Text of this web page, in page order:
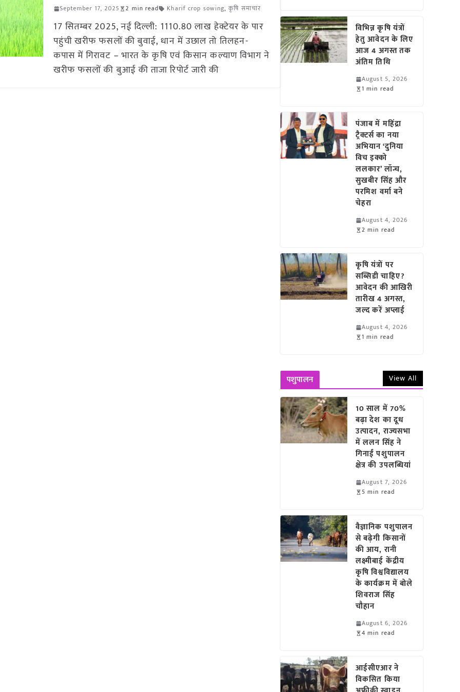
September 17, 2025 2 min read Kharif crop sowing,कृषि समाचार
17 सितम्बर 2025, नई दिल्ली: 1110.80 लाख हेक्टेयर के पार
पहुंची खरीफ फसलों की बुवाई, धान में उछाल तो तिलहन-
कपास में गिरावट – भारत के कृषि एवं किसान कल्याण विभाग ने
खरीफ फसलों की बुआई की ताजा रिपोर्ट जारी की
विभिन्न कृषि यंत्रों
हेतु आवेदन के लिए
आज 4 अगस्त तक
अंतिम तिथि
August 5, 2026
1 min read
पंजाब में महिंद्रा
ट्रैक्टर्स का नया
अभियान ‘दुनिया
विच इक्को
ललकार’ लॉन्च,
सुखबीर सिंह और
परमिश वर्मा बने
चेहरा
August 4, 2026
2 min read
कृषि यंत्रों पर
सब्सिडी चाहिए?
आवेदन की आखिरी
तारीख 4 अगस्त,
जल्द करें अप्लाई
August 4, 2026
1 min read
पशुपालन View All
10 साल में 70%
बढ़ा देश का दूध
उत्पादन, राज्यसभा
में ललन सिंह ने
गिनाईं पशुपालन
क्षेत्र की उपलब्धियां
August 7, 2026
5 min read
वैज्ञानिक पशुपालन
से बढ़ेगी किसानों
की आय, रानी
लक्ष्मीबाई केंद्रीय
कृषि विश्वविद्यालय
के कार्यक्रम में बोले
शिवराज सिंह
चौहान
August 6, 2026
4 min read
आईसीएआर ने
विकसित किया